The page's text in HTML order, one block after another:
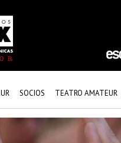
SOCIOS
TEATRO AMATEUR